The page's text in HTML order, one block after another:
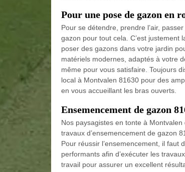
Pour une pose de gazon en
Pour se détendre, prendre l’air,
gazon pour tout cela. C’est justement
poser des gazons dans votre jardin
matériels modernes, adaptés à votre
même pour vous satisfaire. Toujours
local à Montvalen 81630 pour des
en vous accueillant les bras ouverts.
Ensemencement de gazon
Nos paysagistes en tonte à
travaux d’ensemencement de gazon
Pour réussir l’ensemencement, il faut
performants afin d’exécuter les
travail pour assurer un excellent